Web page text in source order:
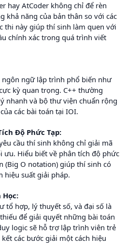
hay AtCoder không chỉ để rèn
khả năng của bản thân so với các
thi này giúp thí sinh làm quen với
chính xác trong quá trình viết
ngôn ngữ lập trình phổ biến như
kỳ quan trọng. C++ thường
nhanh và bộ thư viện chuẩn rộng
các bài toán tại IOI.
Độ Phức Tạp:
cầu thí sinh không chỉ giải mã
ưu. Hiểu biết về phân tích độ phức
(Big O notation) giúp thí sinh có
hiệu suất giải pháp.
Học:
tổ hợp, lý thuyết số, và đại số là
để giải quyết những bài toán
logic sẽ hỗ trợ lập trình viên trẻ
các bước giải một cách hiệu